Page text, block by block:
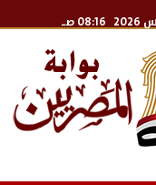
08:16 صـ